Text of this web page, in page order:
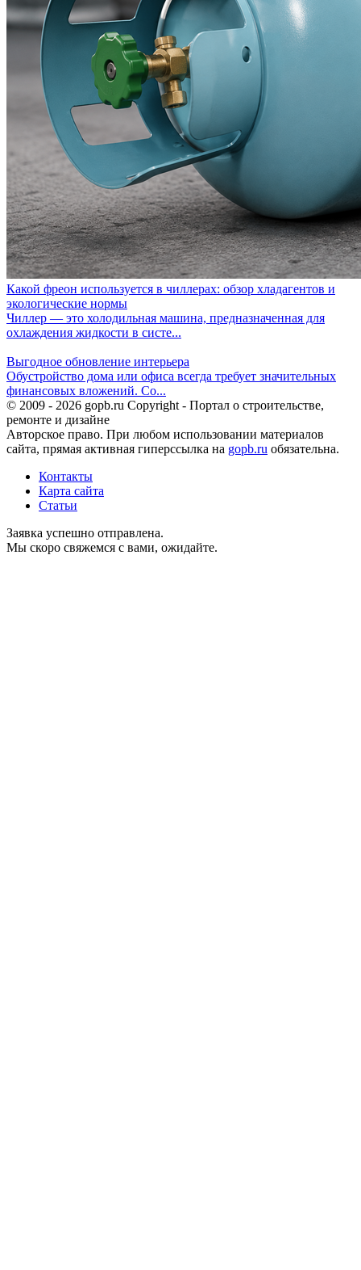
Какой фреон используется в чиллерах: обзор хладагентов и
экологические нормы
Чиллер — это холодильная машина, предназначенная для
охлаждения жидкости в систе...
Выгодное обновление интерьера
Обустройство дома или офиса всегда требует значительных
финансовых вложений. Со...
© 2009 - 2026 gopb.ru Copyright - Портал о строительстве,
ремонте и дизайне
Авторское право. При любом использовании материалов
сайта, прямая активная гиперссылка на gopb.ru обязательна.
Контакты
Карта сайта
Статьи
Заявка успешно отправлена.
Мы скоро свяжемся с вами, ожидайте.